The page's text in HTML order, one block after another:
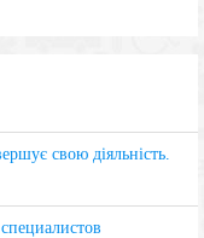
свою діяльність.